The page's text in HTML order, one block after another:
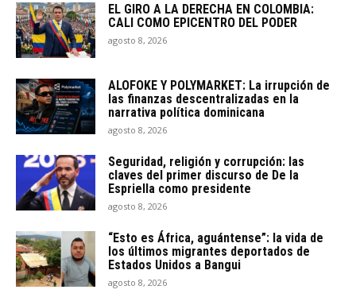
EL GIRO A LA DERECHA EN COLOMBIA:
CALI COMO EPICENTRO DEL PODER
agosto 8, 2026
ALOFOKE Y POLYMARKET: La irrupción de
las finanzas descentralizadas en la
narrativa política dominicana
agosto 8, 2026
Seguridad, religión y corrupción: las
claves del primer discurso de De la
Espriella como presidente
agosto 8, 2026
“Esto es África, aguántense”: la vida de
los últimos migrantes deportados de
Estados Unidos a Bangui
agosto 8, 2026